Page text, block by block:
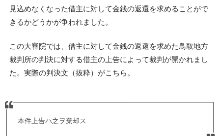
見込めなくなった借主に対して金銭の返還を求めることがで
きるかどうかが争われました。
この大審院では、借主に対して金銭の返還を求めた鳥取地方
裁判所の判決に対する借主の上告によって裁判が開かれまし
た。実際の判決文（抜粋）がこちら。
本件上告ハ之ヲ棄却ス